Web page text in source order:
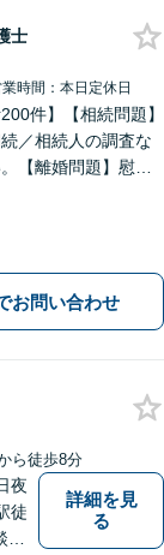
士
時間：本日定休日
件】【相続問題】
／相続人の調査な
【離婚問題】慰謝
お問い合わせ
ら徒歩8分
夜
徒
詳細を見
る